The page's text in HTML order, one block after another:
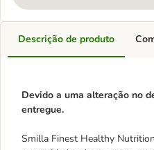
Descrição de produto
Devido a uma alteração no
entregue.
Smilla Finest Healthy